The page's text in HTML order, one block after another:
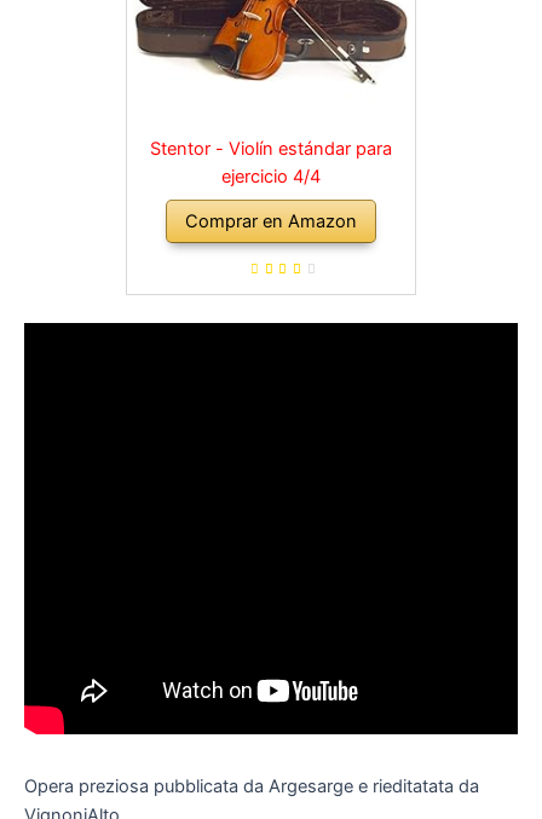
Stentor - Violín estándar para
ejercicio 4/4
Comprar en Amazon
Opera preziosa pubblicata da Argesarge e rieditatata da